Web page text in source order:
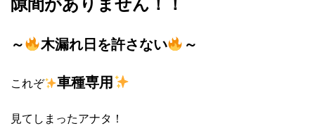
～ 木漏れ日を許さない ～
これぞ 車種専用
見てしまったアナタ！